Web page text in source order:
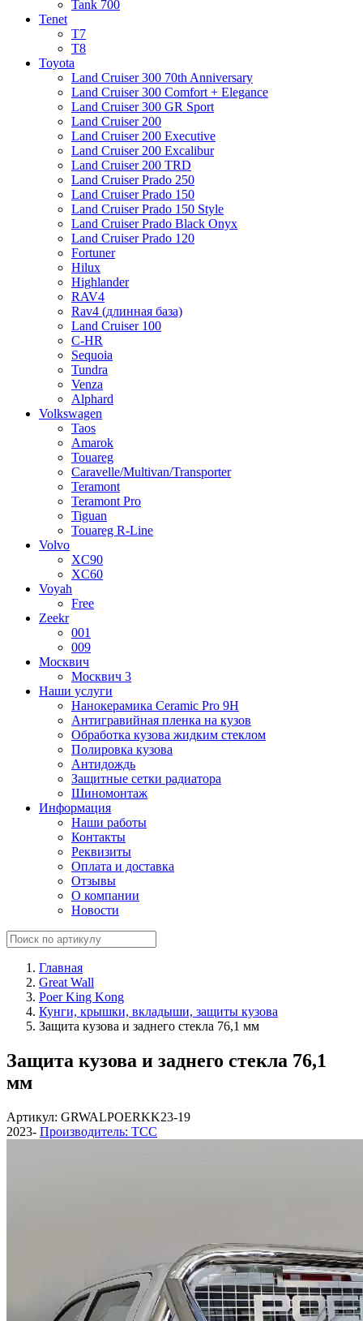
Tank 700
Tenet
T7
T8
Toyota
Land Cruiser 300 70th Anniversary
Land Cruiser 300 Comfort + Elegance
Land Cruiser 300 GR Sport
Land Cruiser 200
Land Cruiser 200 Executive
Land Cruiser 200 Excalibur
Land Cruiser 200 TRD
Land Cruiser Prado 250
Land Cruiser Prado 150
Land Cruiser Prado 150 Style
Land Cruiser Prado Black Onyx
Land Cruiser Prado 120
Fortuner
Hilux
Highlander
RAV4
Rav4 (длинная база)
Land Cruiser 100
C-HR
Sequoia
Tundra
Venza
Alphard
Volkswagen
Taos
Amarok
Touareg
Caravelle/Multivan/Transporter
Teramont
Teramont Pro
Tiguan
Touareg R-Line
Volvo
XC90
XC60
Voyah
Free
Zeekr
001
009
Москвич
Москвич 3
Наши услуги
Нанокерамика Ceramic Pro 9H
Антигравийная пленка на кузов
Обработка кузова жидким стеклом
Полировка кузова
Антидождь
Защитные сетки радиатора
Шиномонтаж
Информация
Наши работы
Контакты
Реквизиты
Оплата и доставка
Отзывы
О компании
Новости
Главная
Great Wall
Poer King Kong
Кунги, крышки, вкладыши, защиты кузова
Защита кузова и заднего стекла 76,1 мм
Защита кузова и заднего стекла 76,1
мм
Артикул: GRWALPOERKK23-19
2023- Производитель: ТСС